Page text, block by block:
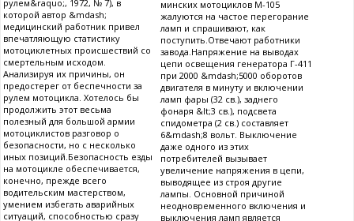
рулем&raquo;, 1972, № 7), в
которой автор &mdash;
медицинский работник привел
впечатляющую статистику
мотоциклетных происшествий со
смертельным исходом.
Анализируя их причины, он
предостерег от беспечности за
рулем мотоцикла. Хотелось бы
продолжить этот весьма
полезный для большой армии
мотоциклистов разговор о
безопасности, но с несколько
иных позиций.Безопасность езды
на мотоцикле обеспечивается,
конечно, прежде всего
водительским мастерством,
умением избегать аварийных
ситуаций, способностью сразу
минских мотоциклов М-105
жалуются на частое перегорание
ламп и спрашивают, как
поступить.Отвечают работники
завода.Напряжение на выводах
цепи освещения генератора Г-411
при 2000 &mdash;5000 оборотов
двигателя в минуту и включении
ламп фары (32 св.), заднего
фонаря &lt;3 св.), подсвета
спидометра (2 св.) составляет
6&mdash;8 вольт. Выключение
даже одного из этих
потребителей вызывает
увеличение напряжения в цепи,
выводящее из строя другие
лампы. Основной причиной
неодновременного включения и
выключения ламп является